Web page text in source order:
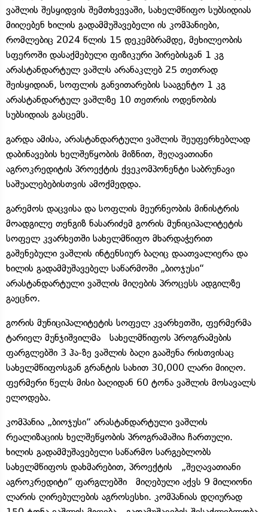
ვაშლის შესყიდვის შემთხვევაში, სახელმწიფო სუბსიდიას
მიიღებენ ხილის გადამმუშავებელი ის კომპანიები,
რომლებიც 2024 წლის 15 დეკემბრამდე, მეხილეობის
სფეროში დასაქმებული ფიზიკური პირებისგან 1 კგ
არასტანდარტულ ვაშლს არანაკლებ 25 თეთრად
შეისყიდიან, სოფლის განვითარების სააგენტო 1 კგ
არასტანდარტულ ვაშლზე 10 თეთრის ოდენობის
სუბსიდიას გასცემს.
გარდა ამისა, არასტანდარტული ვაშლის შეუფერხებლად
დაბინავების ხელშეწყობის მიზნით, შეღავათიანი
აგროკრედიტის პროექტის ქვეკომპონენტი საბრუნავი
საშუალებებისთვის ამოქმედდა.
გარემოს დაცვისა და სოფლის მეურნეობის მინისტრის
მოადგილე თენგიზ ნასარიძემ გორის მუნიციპალიტეტის
სოფელ კვარხეთში სახელმწიფო მხარდაჭერით
გაშენებული ვაშლის ინტენსიურ ბაღიც დაათვალიერა და
ხილის გადამმუშავებელ საწარმოში „ბიოჯუსი“
არასტანდარტული ვაშლის მიღების პროცესს ადგილზე
გაეცნო.
გორის მუნიციპალიტეტის სოფელ კვარხეთში, ფერმერმა
ტარიელ მუნჯიშვილმა სახელმწიფოს პროგრამების
ფარგლებში 3 ჰა-ზე ვაშლის ბაღი გააშენა რისთვისაც
სახელმწიფოსგან გრანტის სახით 30,000 ლარი მიიღო.
ფერმერი წელს მისი ბაღიდან 60 ტონა ვაშლის მოსავალს
ელოდება.
კომპანია „ბიოჯუსი“ არასტანდარტული ვაშლის
რეალიზაციის ხელშეწყობის პროგრამაშია ჩართული.
ხილის გადამმუშავებელი საწარმო სარგებლობს
სახელმწიფოს დახმარებით, პროექტის „შეღავათიანი
აგროკრედიტი“ ფარგლებში მიღებული აქვს 9 მილიონი
ლარის ღირებულების აგროსესხი. კომპანიას დღიურად